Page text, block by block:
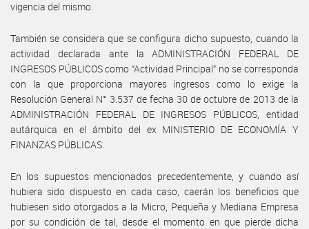
vigencia del mismo.
También se considera que se configura dicho supuesto, cuando la
actividad declarada ante la ADMINISTRACIÓN FEDERAL DE
INGRESOS PÚBLICOS como “Actividad Principal” no se corresponda
con la que proporciona mayores ingresos como lo exige la
Resolución General N° 3.537 de fecha 30 de octubre de 2013 de la
ADMINISTRACIÓN FEDERAL DE INGRESOS PÚBLICOS, entidad
autárquica en el ámbito del ex MINISTERIO DE ECONOMÍA Y
FINANZAS PÚBLICAS.
En los supuestos mencionados precedentemente, y cuando así
hubiera sido dispuesto en cada caso, caerán los beneficios que
hubiesen sido otorgados a la Micro, Pequeña y Mediana Empresa
por su condición de tal, desde el momento en que pierde dicha